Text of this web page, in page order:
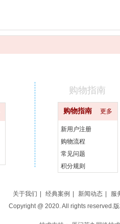
购物指南 更多
新用户注册
购物流程
常见问题
积分规则
购物指南
关于我们 经典案例 新闻动态 服
Copyright @ 2020. All rights reserved.